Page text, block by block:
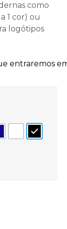
como
1 cor) ou
logótipos